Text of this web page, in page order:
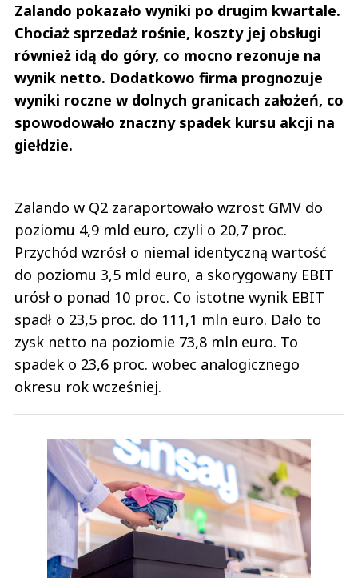
Obywatel
Odpowiedz
0
Pis realizuje swoją wizję Polski w ruinie. Zamiast zajmować się czymś co
ułatwia życie i powoduje rozwój to pisowcy koncentrują się na zakazach,
karach i administracyjnych ograniczeniach. To droga to upadku
gospodarczego Polski. Zwłaszcza w...
Pis realizuje swoją wizję Polski w ruinie. Zamiast zajmować się czymś co
ułatwia życie i powoduje rozwój to pisowcy koncentrują się na zakazach,
karach i administracyjnych ograniczeniach. To droga to upadku
gospodarczego Polski. Zwłaszcza w połączeniu z dążeniem do
dyktatorskiej władzy - każda władza ponad społeczeństwem i prawem to
wcześniej czy później upadek danego kraju.
Czytaj całość
Polacy opamietajcie się
Nie znaleziono komentarzy
Zostaw swoje komentarze
Imię (Wymagane)
Zalando pokazało wyniki po drugim kwartale.
Chociaż sprzedaż rośnie, koszty jej obsługi
również idą do góry, co mocno rezonuje na
wynik netto. Dodatkowo firma prognozuje
wyniki roczne w dolnych granicach założeń, co
spowodowało znaczny spadek kursu akcji na
giełdzie.
Zalando w Q2 zaraportowało wzrost GMV do
poziomu 4,9 mld euro, czyli o 20,7 proc.
Przychód wzrósł o niemal identyczną wartość
do poziomu 3,5 mld euro, a skorygowany EBIT
urósł o ponad 10 proc. Co istotne wynik EBIT
spadł o 23,5 proc. do 111,1 mln euro. Dało to
zysk netto na poziomie 73,8 mln euro. To
spadek o 23,6 proc. wobec analogicznego
okresu rok wcześniej.